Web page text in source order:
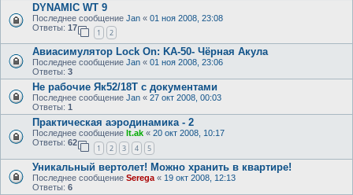
DYNAMIC WT 9
Последнее сообщение Jan « 01 ноя 2008, 23:08
Ответы: 17
1 2
Авиасимулятор Lock On: KA-50- Чёрная Акула
Последнее сообщение Jan « 01 ноя 2008, 23:06
Ответы: 3
Не рабочие Як52/18Т с документами
Последнее сообщение Jan « 27 окт 2008, 00:03
Ответы: 1
Практическая аэродинамика - 2
Последнее сообщение lt.ak « 20 окт 2008, 10:17
Ответы: 62
1 2 3 4 5
Уникальный вертолет! Можно хранить в квартире!
Последнее сообщение Serega « 19 окт 2008, 12:13
Ответы: 6